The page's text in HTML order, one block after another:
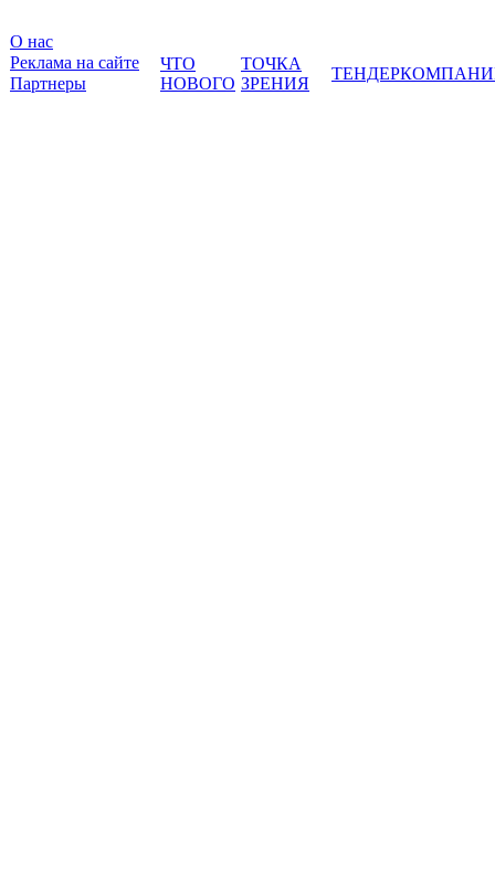
О нас
Реклама на сайте
Партнеры
ЧТО
НОВОГО
ТОЧКА
ЗРЕНИЯ
ТЕНДЕР